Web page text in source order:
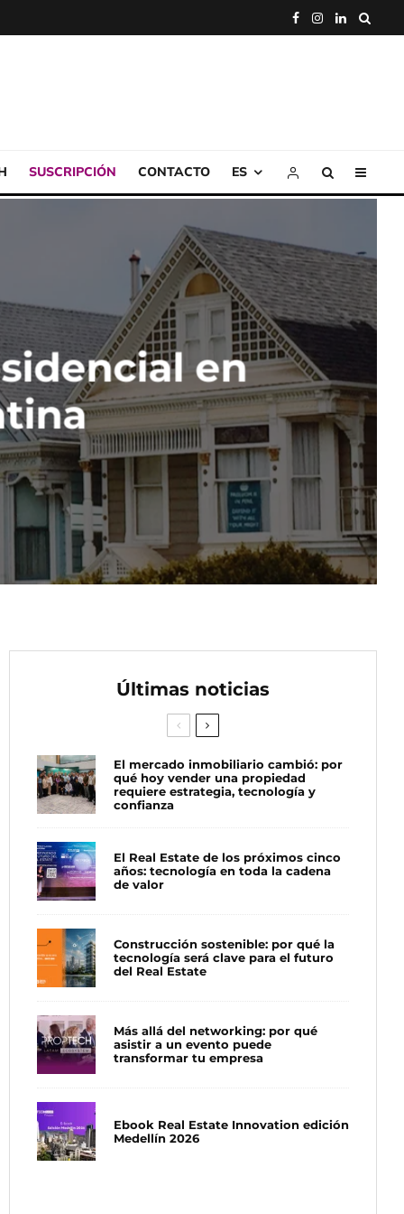
SUSCRIPCIÓN CONTACTO ES
en
Últimas noticias
El mercado inmobiliario cambió: por
qué hoy vender una propiedad
requiere estrategia, tecnología y
confianza
El Real Estate de los próximos cinco
años: tecnología en toda la cadena
de valor
Construcción sostenible: por qué la
tecnología será clave para el futuro
del Real Estate
Más allá del networking: por qué
asistir a un evento puede
transformar tu empresa
Ebook Real Estate Innovation edición
Medellín 2026